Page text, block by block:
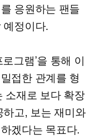
응원하는 팬들
정이다.
그램’을 통해 이
접한 관계를 형
소재로 보다 확장
고, 보는 재미와
겠다는 목표다.